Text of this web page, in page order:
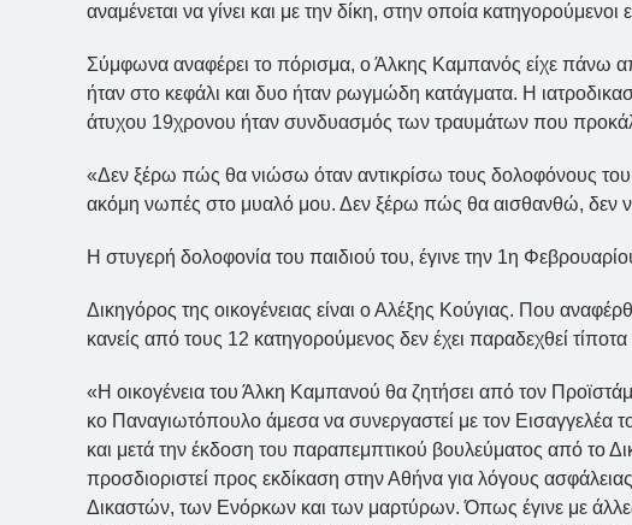
αναμένεται να γίνει και με την δίκη, στην οποία
Σύμφωνα αναφέρει το πόρισμα, ο Άλκης Καμπανός είχε πάνω
ήταν στο κεφάλι και δυο ήταν ρωγμώδη κατάγματα. Η
άτυχου 19χρονου ήταν συνδυασμός των τραυμάτων που
«Δεν ξέρω πώς θα νιώσω όταν αντικρίσω τους δολοφόνους του
ακόμη νωπές στο μυαλό μου. Δεν ξέρω πώς θα αισθανθώ, δεν
Η στυγερή δολοφονία του παιδιού του, έγινε την 1η
Δικηγόρος της οικογένειας είναι ο Αλέξης Κούγιας. Που
κανείς από τους 12 κατηγορούμενος δεν έχει παραδεχθεί
«Η οικογένεια του Άλκη Καμπανού θα ζητήσει από τον
κο Παναγιωτόπουλο άμεσα να συνεργαστεί με τον Εισαγγελέα
και μετά την έκδοση του παραπεμπτικού βουλεύματος από το
προσδιοριστεί προς εκδίκαση στην Αθήνα για λόγους
Δικαστών, των Ενόρκων και των μαρτύρων. Όπως έγινε με άλλες